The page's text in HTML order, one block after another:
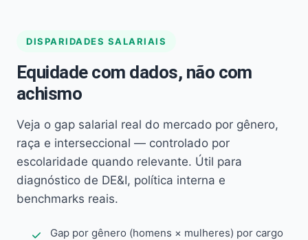
DISPARIDADES SALARIAIS
Equidade com dados, não com
achismo
Veja o gap salarial real do mercado por gênero,
raça e interseccional — controlado por
escolaridade quando relevante. Útil para
diagnóstico de DE&I, política interna e
benchmarks reais.
Gap por gênero (homens × mulheres) por cargo